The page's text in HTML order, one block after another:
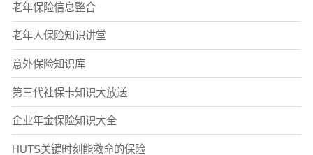
老年保险信息整合
老年人保险知识讲堂
意外保险知识库
第三代社保卡知识大放送
企业年金保险知识大全
HUTS关键时刻能救命的保险